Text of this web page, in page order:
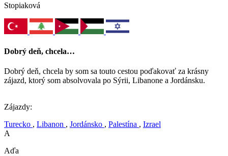
Stopiaková
Dobrý deň, chcela…
Dobrý deň, chcela by som sa touto cestou poďakovať za krásny
zájazd, ktorý som absolvovala po Sýrii, Libanone a Jordánsku.
Zájazdy:
Turecko , Libanon , Jordánsko , Palestína , Izrael
A
Aďa